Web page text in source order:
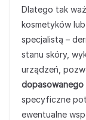
Dlatego tak
kosmetyków
specjalistą –
stanu skóry,
urządzeń,
dopasowanego
specyficzne
ewentualne